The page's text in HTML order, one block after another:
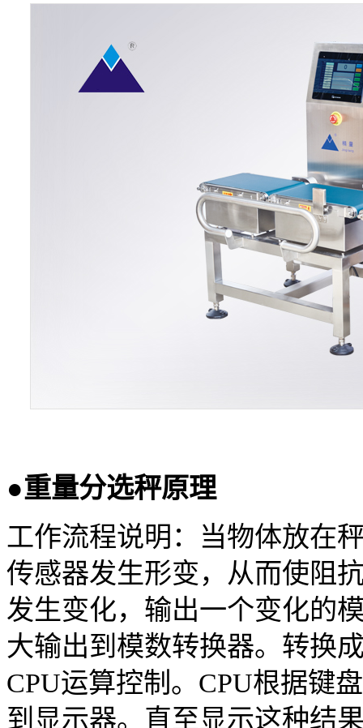
●重量分选秤原理
工作流程说明：当物体放在
传感器发生形变，从而使阻
发生变化，输出一个变化的
大输出到模数转换器。转换
CPU运算控制。CPU根据键
到显示器。直至显示这种结